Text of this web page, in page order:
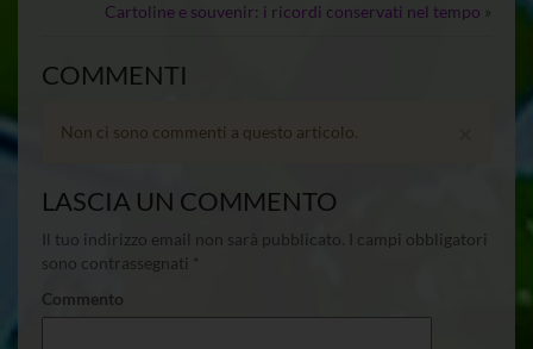
Cartoline e souvenir: i ricordi conservati nel tempo »
COMMENTI
Non ci sono commenti a questo articolo.
LASCIA UN COMMENTO
Il tuo indirizzo email non sarà pubblicato.
I campi obbligatori
sono contrassegnati
Commento